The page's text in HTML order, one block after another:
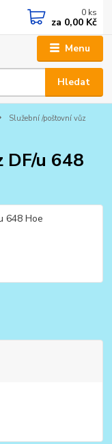
Menu
Hledat
0 ks
za 0,00 Kč
Služební /poštovní vůz
DF/u 648